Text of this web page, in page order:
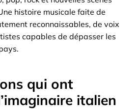
histoire musicale faite de
reconnaissables, de voix
capables de dépasser les
qui ont
italien